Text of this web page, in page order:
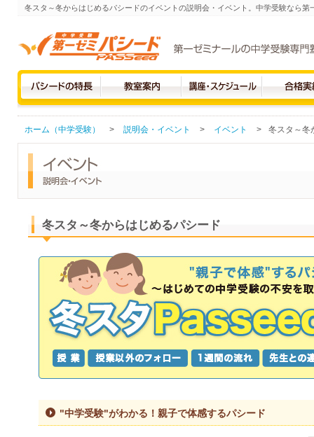
冬スタ～冬からはじめるパシードのイベントの説明会・イベント。中学受験なら第
ホーム（中学受験） > 説明会・イベント > イベント > 冬スタ～冬
冬スタ～冬からはじめるパシード
"中学受験"がわかる！親子で体感するパシード